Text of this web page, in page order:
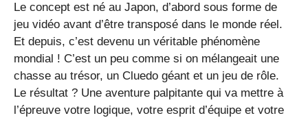
Le concept est né au Japon, d’abord sous forme de
jeu vidéo avant d’être transposé dans le monde réel.
Et depuis, c’est devenu un véritable phénomène
mondial ! C’est un peu comme si on mélangeait une
chasse au trésor, un Cluedo géant et un jeu de rôle.
Le résultat ? Une aventure palpitante qui va mettre à
l’épreuve votre logique, votre esprit d’équipe et votre